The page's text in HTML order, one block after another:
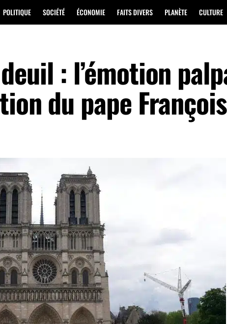
POLITIQUE SOCIÉTÉ ÉCONOMIE FAITS DIVERS PLANÈTE CULTURE
: l’émotion
du pape François